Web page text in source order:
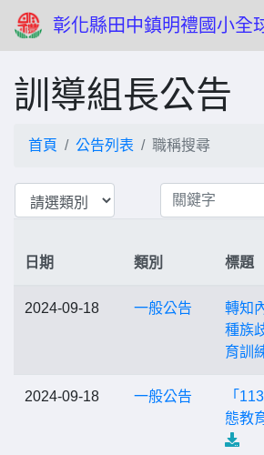
彰化縣田中鎮明禮國小全
訓導組長公告
首頁 公告列表 職稱搜尋
日期 類別 標題
2024-09-18 一般公告
轉知
種族
育訓
2024-09-18 一般公告
「
態教